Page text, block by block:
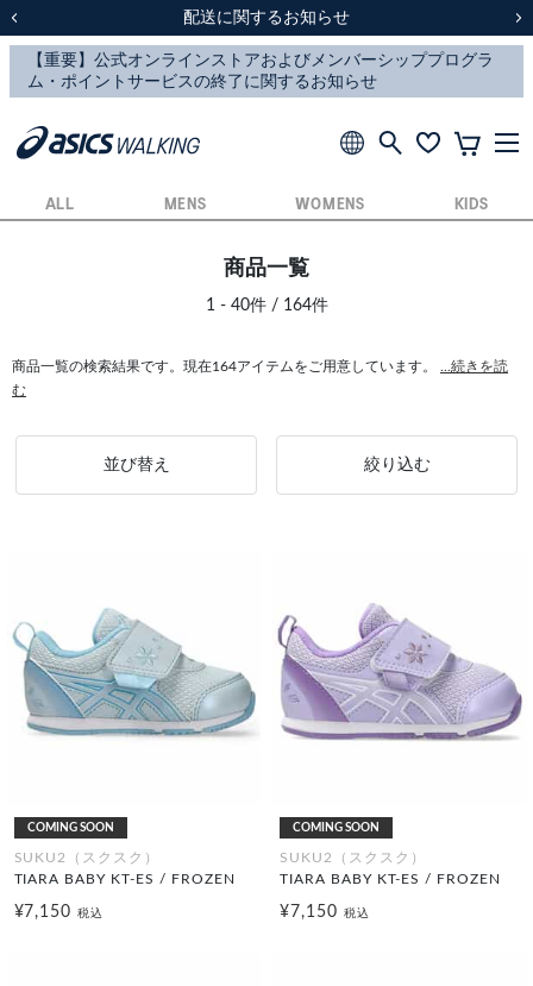
スクスク（SUKU2）価格改定のお知らせ
配送に関するお知らせ
スクスク（SUKU2）価格改定のお知らせ
配送に関するお知らせ
ALL MENS WOMENS KIDS
商品一覧
1 - 40件 / 164件
商品一覧の検索結果です。現在164アイテムをご用意しています。
...続きを読
む
並び替え 絞り込む
COMING SOON
SUKU2（スクスク）
TIARA BABY KT-ES / FROZEN
¥7,150税込
COMING SOON
SUKU2（スクスク）
TIARA BABY KT-ES / FROZEN
¥7,150 税込